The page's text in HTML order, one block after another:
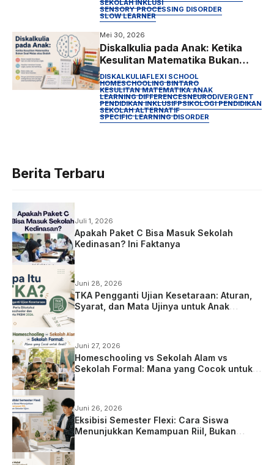
SEKOLAH INKLUSI
SENSORY PROCESSING DISORDER
SLOW LEARNER
Mei 30, 2026
Diskalkulia pada Anak: Ketika
Kesulitan Matematika Bukan
Soal Malas atau Bodoh
DISKALKULIAFLEXI SCHOOL
HOMESCHOOLING BINTARO
KESULITAN MATEMATIKA ANAK
LEARNING DIFFERENCESNEURODIVERGENT
PENDIDIKAN INKLUSIFPSIKOLOGI PENDIDIKAN
SEKOLAH ALTERNATIF
SPECIFIC LEARNING DISORDER
Berita Terbaru
Juli 1, 2026
Apakah Paket C Bisa Masuk Sekolah
Kedinasan? Ini Faktanya
Juni 28, 2026
TKA Pengganti Ujian Kesetaraan: Aturan,
Syarat, dan Mata Ujinya untuk Anak
Juni 27, 2026
Homeschooling vs Sekolah Alam vs
Sekolah Formal: Mana yang Cocok untuk
Juni 26, 2026
Eksibisi Semester Flexi: Cara Siswa
Menunjukkan Kemampuan Riil, Bukan